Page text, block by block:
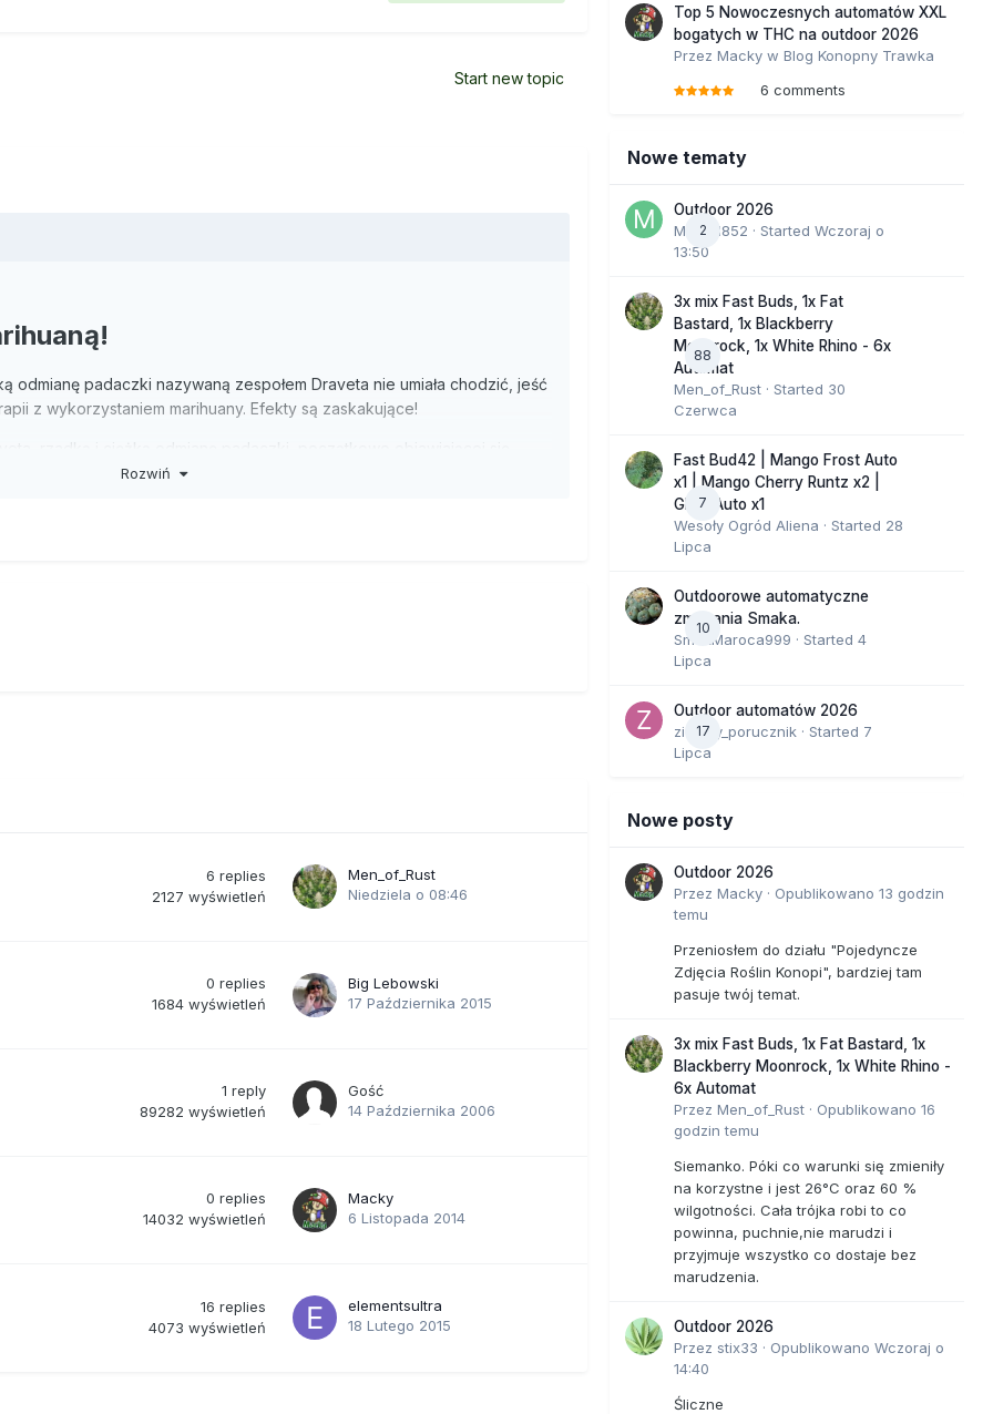
Start new topic
odmianę padaczki nazywaną zespołem Draveta nie umiała chodzić, jeść
z wykorzystaniem marihuany. Efekty są zaskakujące!
częstszych ataków, przez co chore dziecko cofa się w rozwoju. 5-
leczenie, a sami poddali dziecko terapii z wykorzystaniem
Rozwiń
6 replies
2127 wyświetleń
Men_of_Rust
Niedziela o 08:46
0 replies
1684 wyświetleń
Big Lebowski
17 Października 2015
1 reply
89282 wyświetleń
Gość
14 Października 2006
0 replies
14032 wyświetleń
Macky
6 Listopada 2014
16 replies
4073 wyświetleń
elementsultra
18 Lutego 2015
Top 5 Nowoczesnych automatów XXL
bogatych w THC na outdoor 2026
Przez Macky w Blog Konopny Trawka
6 comments
Nowe tematy
2
Outdoor 2026
Marcel852 · Started Wczoraj o
13:50
88
3x mix Fast Buds, 1x Fat
Bastard, 1x Blackberry
Moonrock, 1x White Rhino - 6x
Automat
Men_of_Rust · Started 30
Czerwca
7
Fast Bud42 | Mango Frost Auto
x1 | Mango Cherry Runtz x2 |
GMO Auto x1
Wesoły Ogród Aliena · Started 28
Lipca
10
Outdoorowe automatyczne
zmagania Smaka.
SmakMaroca999 · Started 4
Lipca
17
Outdoor automatów 2026
zielony_porucznik · Started 7
Lipca
Nowe posty
Outdoor 2026
Przez Macky · Opublikowano 13 godzin
temu
Przeniosłem do działu "Pojedyncze
Zdjęcia Roślin Konopi", bardziej tam
pasuje twój temat.
3x mix Fast Buds, 1x Fat Bastard, 1x
Blackberry Moonrock, 1x White Rhino -
6x Automat
Przez Men_of_Rust · Opublikowano 16
godzin temu
Siemanko. Póki co warunki się zmieniły
na korzystne i jest 26°C oraz 60 %
wilgotności. Cała trójka robi to co
powinna, puchnie,nie marudzi i
przyjmuje wszystko co dostaje bez
marudzenia.
Outdoor 2026
Przez stix33 · Opublikowano Wczoraj o
14:40
Śliczne